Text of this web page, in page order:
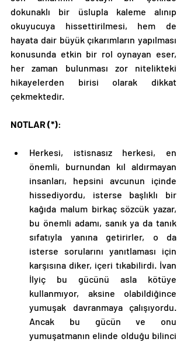
dokunaklı bir üslupla kaleme alınıp
okuyucuya hissettirilmesi, hem de
hayata dair büyük çıkarımların yapılması
konusunda etkin bir rol oynayan eser,
her zaman bulunması zor nitelikteki
hikayelerden birisi olarak dikkat
çekmektedir.
NOTLAR (*):
Herkesi, istisnasız herkesi, en
önemli, burnundan kıl aldırmayan
insanları, hepsini avcunun içinde
hissediyordu, isterse başlıklı bir
kağıda malum birkaç sözcük yazar,
bu önemli adamı, sanık ya da tanık
sıfatıyla yanına getirirler, o da
isterse sorularını yanıtlaması için
karşısına diker, içeri tıkabilirdi. İvan
İlyiç bu gücünü asla kötüye
kullanmıyor, aksine olabildiğince
yumuşak davranmaya çalışıyordu.
Ancak bu gücün ve onu
yumuşatmanın elinde olduğu bilinci